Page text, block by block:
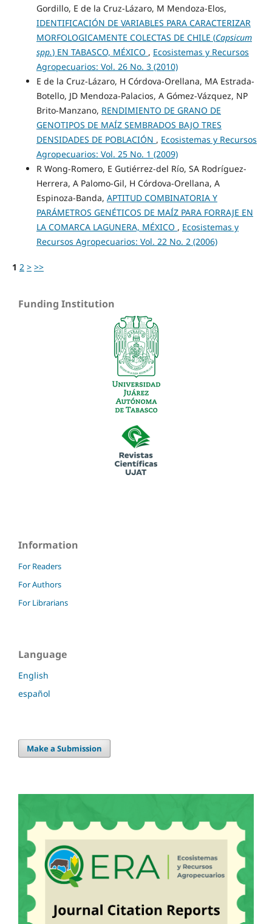
Gordillo, E de la Cruz-Lázaro, M Mendoza-Elos,
IDENTIFICACIÓN DE VARIABLES PARA CARACTERIZAR
MORFOLOGICAMENTE COLECTAS DE CHILE (Capsicum
spp.) EN TABASCO, MÉXICO , Ecosistemas y Recursos
Agropecuarios: Vol. 26 No. 3 (2010)
E de la Cruz-Lázaro, H Córdova-Orellana, MA Estrada-
Botello, JD Mendoza-Palacios, A Gómez-Vázquez, NP
Brito-Manzano, RENDIMIENTO DE GRANO DE
GENOTIPOS DE MAÍZ SEMBRADOS BAJO TRES
DENSIDADES DE POBLACIÓN , Ecosistemas y Recursos
Agropecuarios: Vol. 25 No. 1 (2009)
R Wong-Romero, E Gutiérrez-del Río, SA Rodríguez-
Herrera, A Palomo-Gil, H Córdova-Orellana, A
Espinoza-Banda, APTITUD COMBINATORIA Y
PARÁMETROS GENÉTICOS DE MAÍZ PARA FORRAJE EN
LA COMARCA LAGUNERA, MÉXICO , Ecosistemas y
Recursos Agropecuarios: Vol. 22 No. 2 (2006)
1 2 > >>
Funding Institution
Information
For Readers
For Authors
For Librarians
Language
English
español
Make a Submission